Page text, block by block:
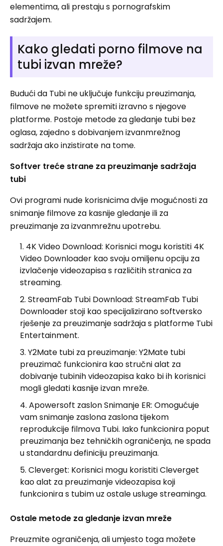
elementima, ali prestaju s pornografskim
sadržajem.
Kako gledati porno filmove na
tubi izvan mreže?
Budući da Tubi ne uključuje funkciju preuzimanja,
filmove ne možete spremiti izravno s njegove
platforme. Postoje metode za gledanje tubi bez
oglasa, zajedno s dobivanjem izvanmrežnog
sadržaja ako inzistirate na tome.
Softver treće strane za preuzimanje sadržaja
tubi
Ovi programi nude korisnicima dvije mogućnosti za
snimanje filmove za kasnije gledanje ili za
preuzimanje za izvanmrežnu upotrebu.
4K Video Download: Korisnici mogu koristiti 4K
Video Downloader kao svoju omiljenu opciju za
izvlačenje videozapisa s različitih stranica za
streaming.
StreamFab Tubi Download: StreamFab Tubi
Downloader stoji kao specijalizirano softversko
rješenje za preuzimanje sadržaja s platforme Tubi
Entertainment.
Y2Mate tubi za preuzimanje: Y2Mate tubi
preuzimač funkcionira kao stručni alat za
dobivanje tubinih videozapisa kako bi ih korisnici
mogli gledati kasnije izvan mreže.
Apowersoft zaslon Snimanje ER: Omogućuje
vam snimanje zaslona zaslona tijekom
reprodukcije filmova Tubi. Iako funkcionira poput
preuzimanja bez tehničkih ograničenja, ne spada
u standardnu ​​definiciju preuzimanja.
Cleverget: Korisnici mogu koristiti Cleverget
kao alat za preuzimanje videozapisa koji
funkcionira s tubim uz ostale usluge streaminga.
Ostale metode za gledanje izvan mreže
Preuzmite ograničenja, ali umjesto toga možete